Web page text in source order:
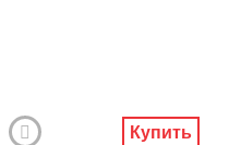
Купить